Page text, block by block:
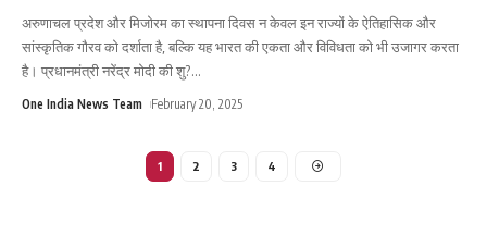
अरुणाचल प्रदेश और मिजोरम का स्थापना दिवस न केवल इन राज्यों के ऐतिहासिक और
सांस्कृतिक गौरव को दर्शाता है, बल्कि यह भारत की एकता और विविधता को भी उजागर करता
है। प्रधानमंत्री नरेंद्र मोदी की शु?...
One India News Team February 20, 2025
1 2 3 4